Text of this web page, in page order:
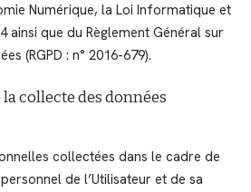
Numérique, la Loi Informatique et
ainsi que du Règlement Général sur
(RGPD : n° 2016-679).
la collecte des données
collectées dans le cadre de
de l’Utilisateur et de sa